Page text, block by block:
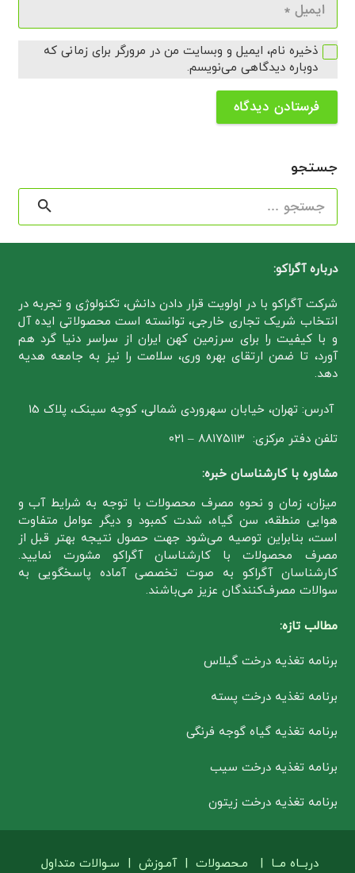
ذخیره نام، ایمیل و وبسایت من در مرورگر برای زمانی که
دوباره دیدگاهی می‌نویسم.
فرستادن دیدگاه
جستجو
جستجو
برای:
درباره آگراکو:
شرکت آگراکو با در اولویت قرار دادن دانش، تکنولوژی و تجربه در
انتخاب شریک تجاری خارجی، توانسته است محصولاتی ایده آل
و با کیفیت را برای سرزمین کهن ایران از سراسر دنیا گرد هم
آورد، تا ضمن ارتقای بهره وری، سلامت را نیز به جامعه هدیه
دهد.
آدرس: تهران، خیابان سهروردی شمالی، کوچه سینک، پلاک 15
تلفن دفتر مرکزی: ۸۸۱۷۵۱۱۳ – ۰۲۱
مشاوره با کارشناسان خبره:
میزان، زمان و نحوه مصرف محصولات با توجه به شرایط آب و
هوایی منطقه، سن گیاه، شدت کمبود و دیگر عوامل متفاوت
است، بنابراین توصیه می‌شود جهت حصول نتیجه بهتر قبل از
مصرف محصولات با کارشناسان آگراکو مشورت نمایید.
کارشناسان آگراکو به صوت تخصصی آماده پاسخگویی به
سوالات مصرف‌کنندگان عزیز می‌باشند.
مطالب تازه:
برنامه تغذیه درخت گیلاس
برنامه تغذیه درخت پسته
برنامه تغذیه گیاه گوجه فرنگی
برنامه تغذیه درخت سیب
برنامه تغذیه درخت زیتون
دربــاه مــا | مـحصولات |آمـوزش | سـوالات متداول